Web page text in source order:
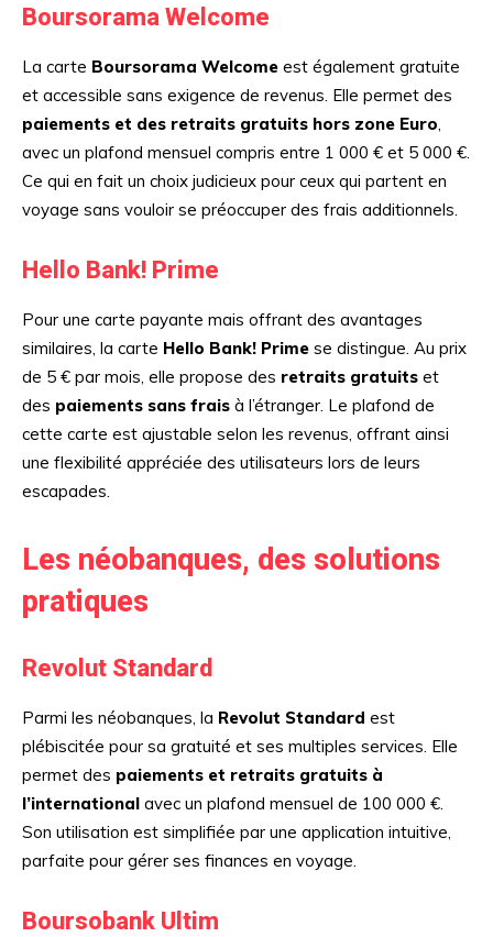
Boursorama Welcome
La carte Boursorama Welcome est également gratuite
et accessible sans exigence de revenus. Elle permet des
paiements et des retraits gratuits hors zone Euro,
avec un plafond mensuel compris entre 1 000 € et 5 000 €.
Ce qui en fait un choix judicieux pour ceux qui partent en
voyage sans vouloir se préoccuper des frais additionnels.
Hello Bank! Prime
Pour une carte payante mais offrant des avantages
similaires, la carte Hello Bank! Prime se distingue. Au prix
de 5 € par mois, elle propose des retraits gratuits et
des paiements sans frais à l’étranger. Le plafond de
cette carte est ajustable selon les revenus, offrant ainsi
une flexibilité appréciée des utilisateurs lors de leurs
escapades.
Les néobanques, des solutions
pratiques
Revolut Standard
Parmi les néobanques, la Revolut Standard est
plébiscitée pour sa gratuité et ses multiples services. Elle
permet des paiements et retraits gratuits à
l’international avec un plafond mensuel de 100 000 €.
Son utilisation est simplifiée par une application intuitive,
parfaite pour gérer ses finances en voyage.
Boursobank Ultim